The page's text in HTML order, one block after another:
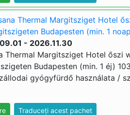
Thermal Margitsziget Hotel
Budapesten (min. 1
- 2026.11.30
Thermal Margitsziget Hotel őszi
Budapesten (min. 1 éj)
gyógyfürdő használata /
Traduceți acest pachet